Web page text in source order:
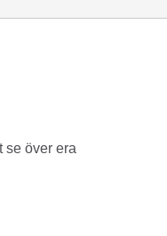
se över era